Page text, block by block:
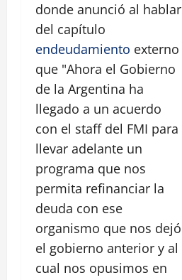
donde anunció al hablar
del capítulo
endeudamiento externo
que "Ahora el Gobierno
de la Argentina ha
llegado a un acuerdo
con el staff del FMI para
llevar adelante un
programa que nos
permita refinanciar la
deuda con ese
organismo que nos dejó
el gobierno anterior y al
cual nos opusimos en